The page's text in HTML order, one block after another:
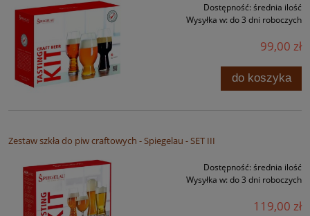
Dostępność: średnia ilość
Wysyłka w: do 3 dni roboczych
99,00 zł
do koszyka
Zestaw szkła do piw craftowych - Spiegelau - SET III
Dostępność: średnia ilość
Wysyłka w: do 3 dni roboczych
119,00 zł